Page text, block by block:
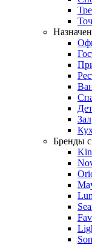
Зал
Бренды